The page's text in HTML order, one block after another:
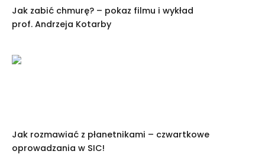
Jak zabić chmurę? – pokaz filmu i wykład
prof. Andrzeja Kotarby
Jak rozmawiać z płanetnikami – czwartkowe
oprowadzania w SIC!